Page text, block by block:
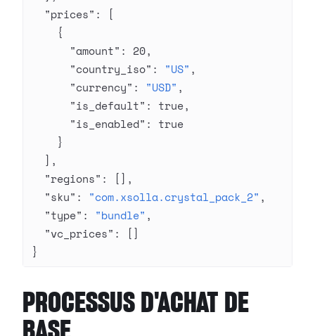
  "prices"
: [
    {
      "amount"
: 20,
      "country_iso"
: "US" ,
      "currency"
: "USD" ,
      "is_default"
: true,
      "is_enabled"
: true
    }
  ],
  "regions"
: [],
  "sku"
: "com.xsolla.crystal_pack_2" ,
  "type"
: "bundle" ,
  "vc_prices"
: []
}
PROCESSUS D'ACHAT DE